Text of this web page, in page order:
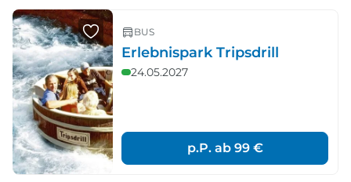
BUS
Erlebnispark Tripsdrill
24.05.2027
p.P. ab 99 €